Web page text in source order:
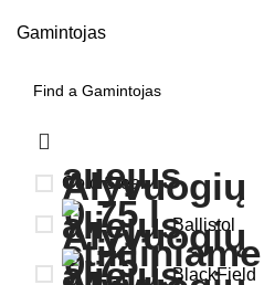
Gamintojas
Cold Steel
Ballistol
BlackField